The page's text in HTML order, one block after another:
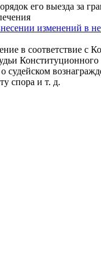
его выезда за
изменений в
в соответствие
Конституционного
судейском
спора и т. д.